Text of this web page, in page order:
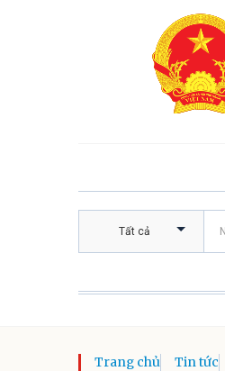
Tất cả
Trang chủ Tin tức